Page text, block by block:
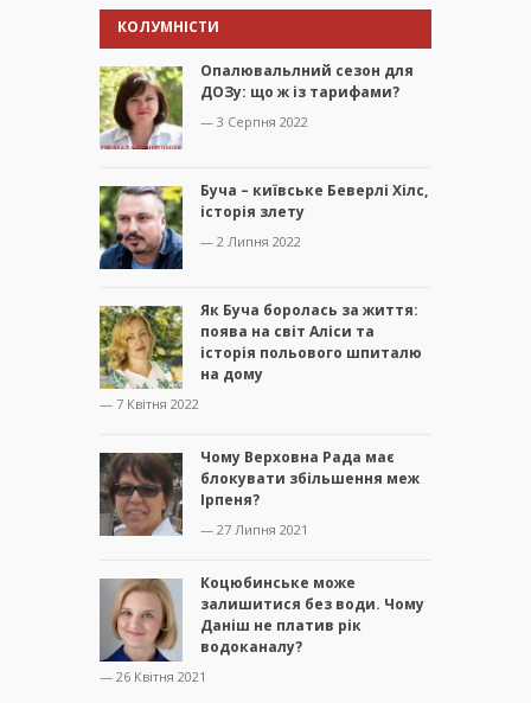
КОЛУМНІСТИ
Опалювальлний сезон для
ДОЗу: що ж із тарифами?
— 3 Серпня 2022
Буча – київське Беверлі Хілс,
історія злету
— 2 Липня 2022
Як Буча боролась за життя:
поява на світ Аліси та
історія польового шпиталю
на дому
— 7 Квітня 2022
Чому Верховна Рада має
блокувати збільшення меж
Ірпеня?
— 27 Липня 2021
Коцюбинське може
залишитися без води. Чому
Даніш не платив рік
водоканалу?
— 26 Квітня 2021